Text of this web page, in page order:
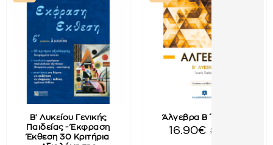
Β' Λυκείου Γενικής
Παιδείας - Έκφραση
Έκθεση 30 Κριτήρια
Άλγεβρα B΄ Λυκείου
16.90€ 23.40€